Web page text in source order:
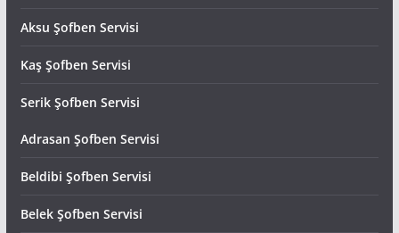
Aksu Şofben Servisi
Kaş Şofben Servisi
Serik Şofben Servisi
Adrasan Şofben Servisi
Beldibi Şofben Servisi
Belek Şofben Servisi